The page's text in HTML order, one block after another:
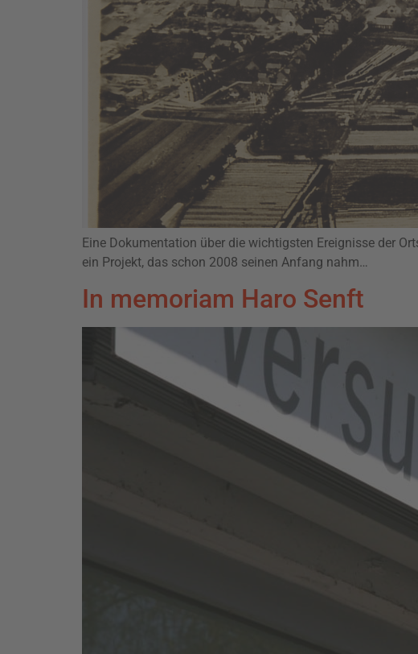
Eine Dokumentation über die wichtigsten Ereignisse der
ein Projekt, das schon 2008 seinen Anfang nahm…
In memoriam Haro Senft